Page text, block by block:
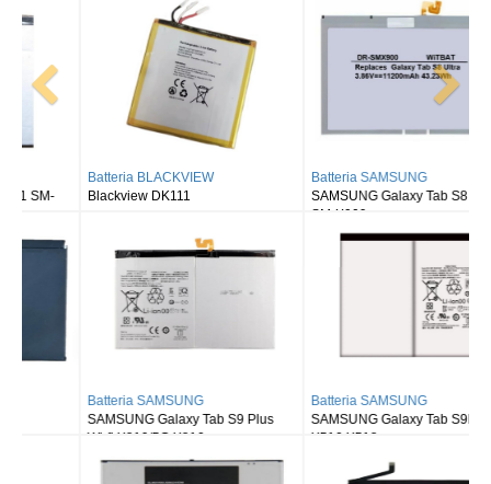
Batteria BLACKVIEW
Blackview DK111
Batteria SAMSUNG
SAMSUNG Galaxy Tab S8 Ultra
Batteria SAMSUNG
SAMSUNG Galaxy Tab S9 Plus
Wi-fi X810/5G X816
Batteria SAMSUNG
SAMSUNG Galaxy Tab S9FE X510
X516 X518